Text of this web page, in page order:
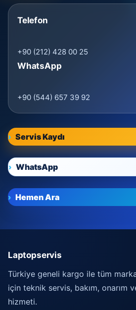
Telefon
+90 (212) 428 00 25
WhatsApp
+90 (544) 657 39 92
Servis Kaydı
WhatsApp
Hemen Ara
Laptopservis
Türkiye geneli kargo ile tüm
için teknik servis, bakım, onarım
hizmeti.